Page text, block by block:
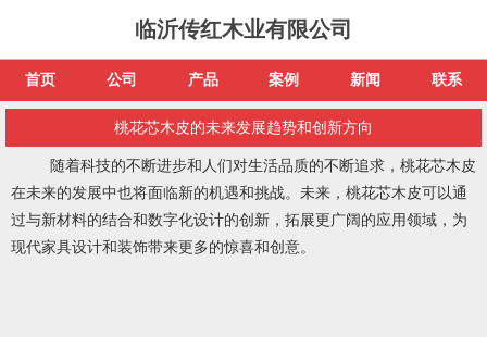
临沂传红木业有限公司
首页 公司 产品 案例 新闻 联系
桃花芯木皮的未来发展趋势和创新方向
随着科技的不断进步和人们对生活品质的不断追求，桃花芯木皮
在未来的发展中也将面临新的机遇和挑战。未来，桃花芯木皮可以通
过与新材料的结合和数字化设计的创新，拓展更广阔的应用领域，为
现代家具设计和装饰带来更多的惊喜和创意。